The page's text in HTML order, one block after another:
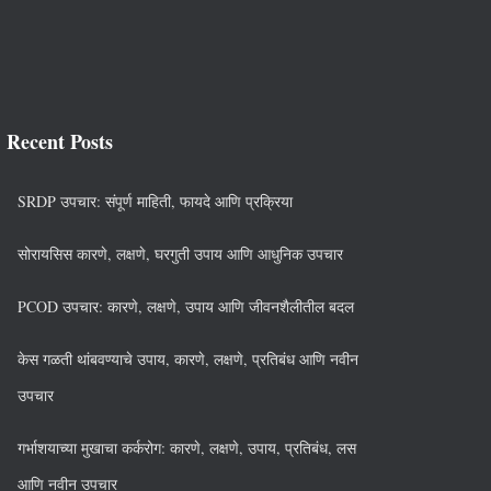
Recent Posts
SRDP उपचार: संपूर्ण माहिती, फायदे आणि प्रक्रिया
सोरायसिस कारणे, लक्षणे, घरगुती उपाय आणि आधुनिक उपचार
PCOD उपचार: कारणे, लक्षणे, उपाय आणि जीवनशैलीतील बदल
केस गळती थांबवण्याचे उपाय, कारणे, लक्षणे, प्रतिबंध आणि नवीन
उपचार
गर्भाशयाच्या मुखाचा कर्करोग: कारणे, लक्षणे, उपाय, प्रतिबंध, लस
आणि नवीन उपचार